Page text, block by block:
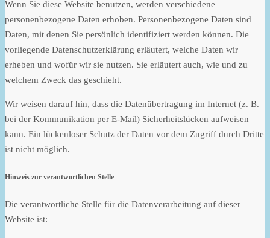
Wenn Sie diese Website benutzen, werden verschiedene
personenbezogene Daten erhoben. Personenbezogene Daten sind
Daten, mit denen Sie persönlich identifiziert werden können. Die
vorliegende Datenschutzerklärung erläutert, welche Daten wir
erheben und wofür wir sie nutzen. Sie erläutert auch, wie und zu
welchem Zweck das geschieht.
Wir weisen darauf hin, dass die Datenübertragung im Internet (z. B.
bei der Kommunikation per E-Mail) Sicherheitslücken aufweisen
kann. Ein lückenloser Schutz der Daten vor dem Zugriff durch Dritte
ist nicht möglich.
Hinweis zur verantwortlichen Stelle
Die verantwortliche Stelle für die Datenverarbeitung auf dieser
Website ist: